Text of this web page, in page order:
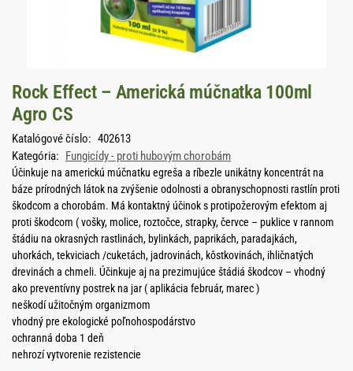
Rock Effect – Americká múčnatka 100ml
Agro CS
Katalógové číslo: 402613
Kategória: Fungicídy - proti hubovým chorobám
Účinkuje na americkú múčnatku egreša a ríbezle unikátny koncentrát na
báze prírodných látok na zvýšenie odolnosti a obranyschopnosti rastlín proti
škodcom a chorobám. Má kontaktný účinok s protipožerovým efektom aj
proti škodcom ( vošky, molice, roztočce, strapky, červce – puklice v rannom
štádiu na okrasných rastlinách, bylinkách, paprikách, paradajkách,
uhorkách, tekviciach /cuketách, jadrovinách, kôstkovinách, ihličnatých
drevinách a chmeli. Účinkuje aj na prezimujúce štádiá škodcov – vhodný
ako preventívny postrek na jar ( aplikácia február, marec )
neškodí užitočným organizmom
vhodný pre ekologické poľnohospodárstvo
ochranná doba 1 deň
nehrozí vytvorenie rezistencie